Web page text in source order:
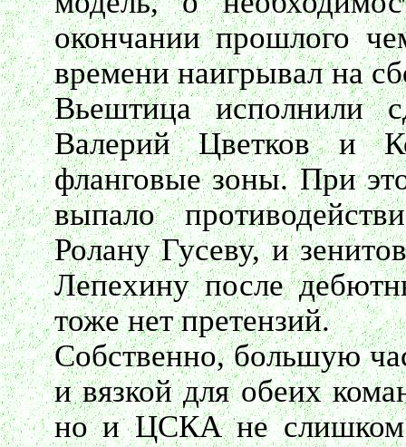
окончании прошлого
времени наигрывал на
Вьештица исполнили
Валерий Цветков и
фланговые зоны. При
выпало
Ролану Гусеву, и
Лепехину после
тоже нет претензий.
Собственно, большую
и вязкой для обеих
но и ЦСКА не слишком